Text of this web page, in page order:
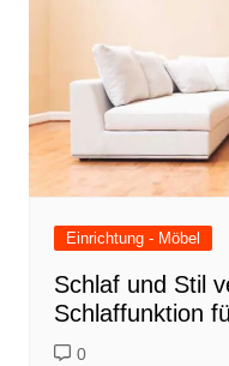
Einrichtung - Möbel
Schlaf und Stil
Schlaffunktion
0